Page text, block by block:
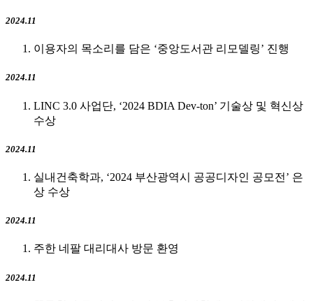
2024.11
이용자의 목소리를 담은 ‘중앙도서관 리모델링’ 진행
2024.11
LINC 3.0 사업단, ‘2024 BDIA Dev-ton’ 기술상 및 혁신상
수상
2024.11
실내건축학과, ‘2024 부산광역시 공공디자인 공모전’ 은
상 수상
2024.11
주한 네팔 대리대사 방문 환영
2024.11